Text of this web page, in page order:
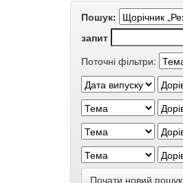
Пошук:
запит
Поточні фільтри:
Почати новий пошук